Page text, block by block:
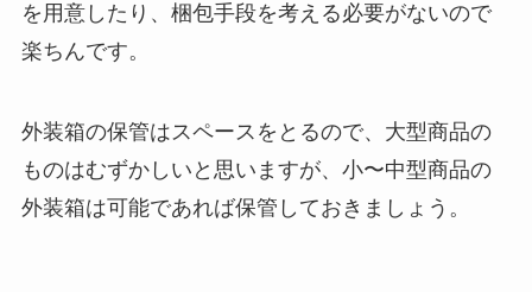
を用意したり、梱包手段を考える必要がないので
楽ちんです。
外装箱の保管はスペースをとるので、大型商品の
ものはむずかしいと思いますが、小〜中型商品の
外装箱は可能であれば保管しておきましょう。